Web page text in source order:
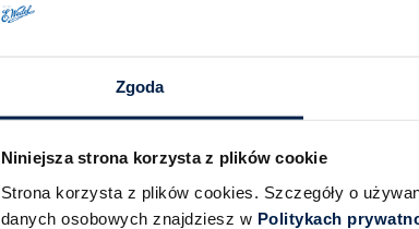
Zgoda
Niniejsza strona korzysta z plików cookie
Strona korzysta z plików cookies. Szczegóły o
danych osobowych znajdziesz w Politykach